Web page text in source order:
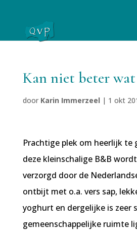
Kan niet beter
door Karin Immerzeel | 1 okt
Prachtige plek om heerlijk te
deze kleinschalige B&B
verzorgd door de
ontbijt met o.a. vers sap,
yoghurt en dergelijke is zeer
gemeenschappelijke ruimte